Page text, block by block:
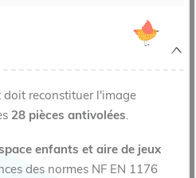
reconstituer l'image
28 pièces antivolées.
enfants et aire de jeux
des normes NF EN 1176